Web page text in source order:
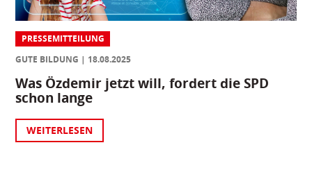
PRESSEMITTEILUNG
GUTE BILDUNG
18.08.2025
Was Özdemir jetzt will, fordert die SPD
schon lange
WEITERLESEN